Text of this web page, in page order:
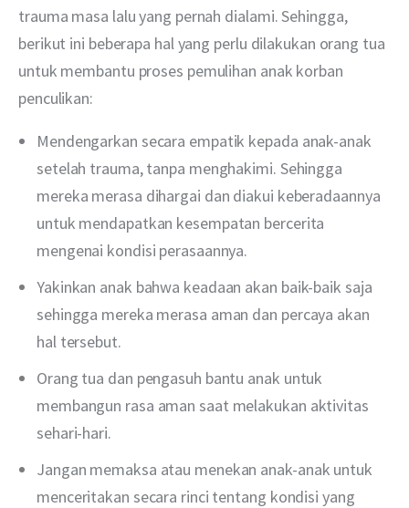
trauma masa lalu yang pernah dialami. Sehingga,
berikut ini beberapa hal yang perlu dilakukan orang tua
untuk membantu proses pemulihan anak korban
penculikan:
Mendengarkan secara empatik kepada anak-anak
setelah trauma, tanpa menghakimi. Sehingga
mereka merasa dihargai dan diakui keberadaannya
untuk mendapatkan kesempatan bercerita
mengenai kondisi perasaannya.
Yakinkan anak bahwa keadaan akan baik-baik saja
sehingga mereka merasa aman dan percaya akan
hal tersebut.
Orang tua dan pengasuh bantu anak untuk
membangun rasa aman saat melakukan aktivitas
sehari-hari.
Jangan memaksa atau menekan anak-anak untuk
menceritakan secara rinci tentang kondisi yang